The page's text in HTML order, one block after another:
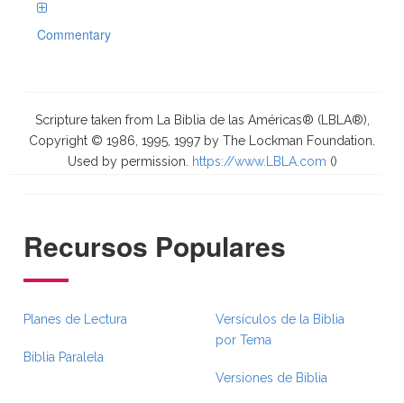
Commentary
Scripture taken from La Biblia de las Américas® (LBLA®),
Copyright © 1986, 1995, 1997 by The Lockman Foundation.
Used by permission.
https://www.LBLA.com ()
Recursos Populares
Planes de Lectura
Biblia Paralela
Versículos de la Biblia
por Tema
Versiones de Biblia